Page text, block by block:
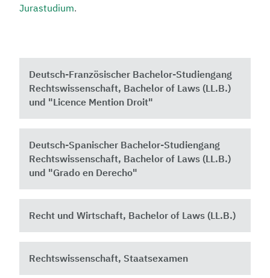
Jurastudium.
Deutsch-Französischer Bachelor-Studiengang
Rechtswissenschaft, Bachelor of Laws (LL.B.)
und "Licence Mention Droit"
Deutsch-Spanischer Bachelor-Studiengang
Rechtswissenschaft, Bachelor of Laws (LL.B.)
und "Grado en Derecho"
Recht und Wirtschaft, Bachelor of Laws (LL.B.)
Rechtswissenschaft, Staatsexamen